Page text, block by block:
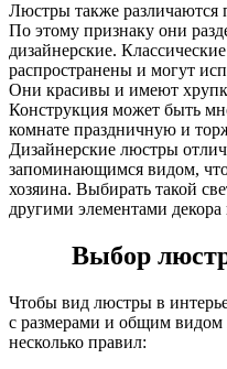
Люстры также
По этому признаку они
дизайнерские.
распространены и могут
Они красивы и имеют
Конструкция может быть
комнате праздничную и
Дизайнерские люстры
запоминающимся видом,
хозяина. Выбирать такой
другими элементами декора
Выбор
Чтобы вид люстры в
с размерами и общим видом
несколько правил: